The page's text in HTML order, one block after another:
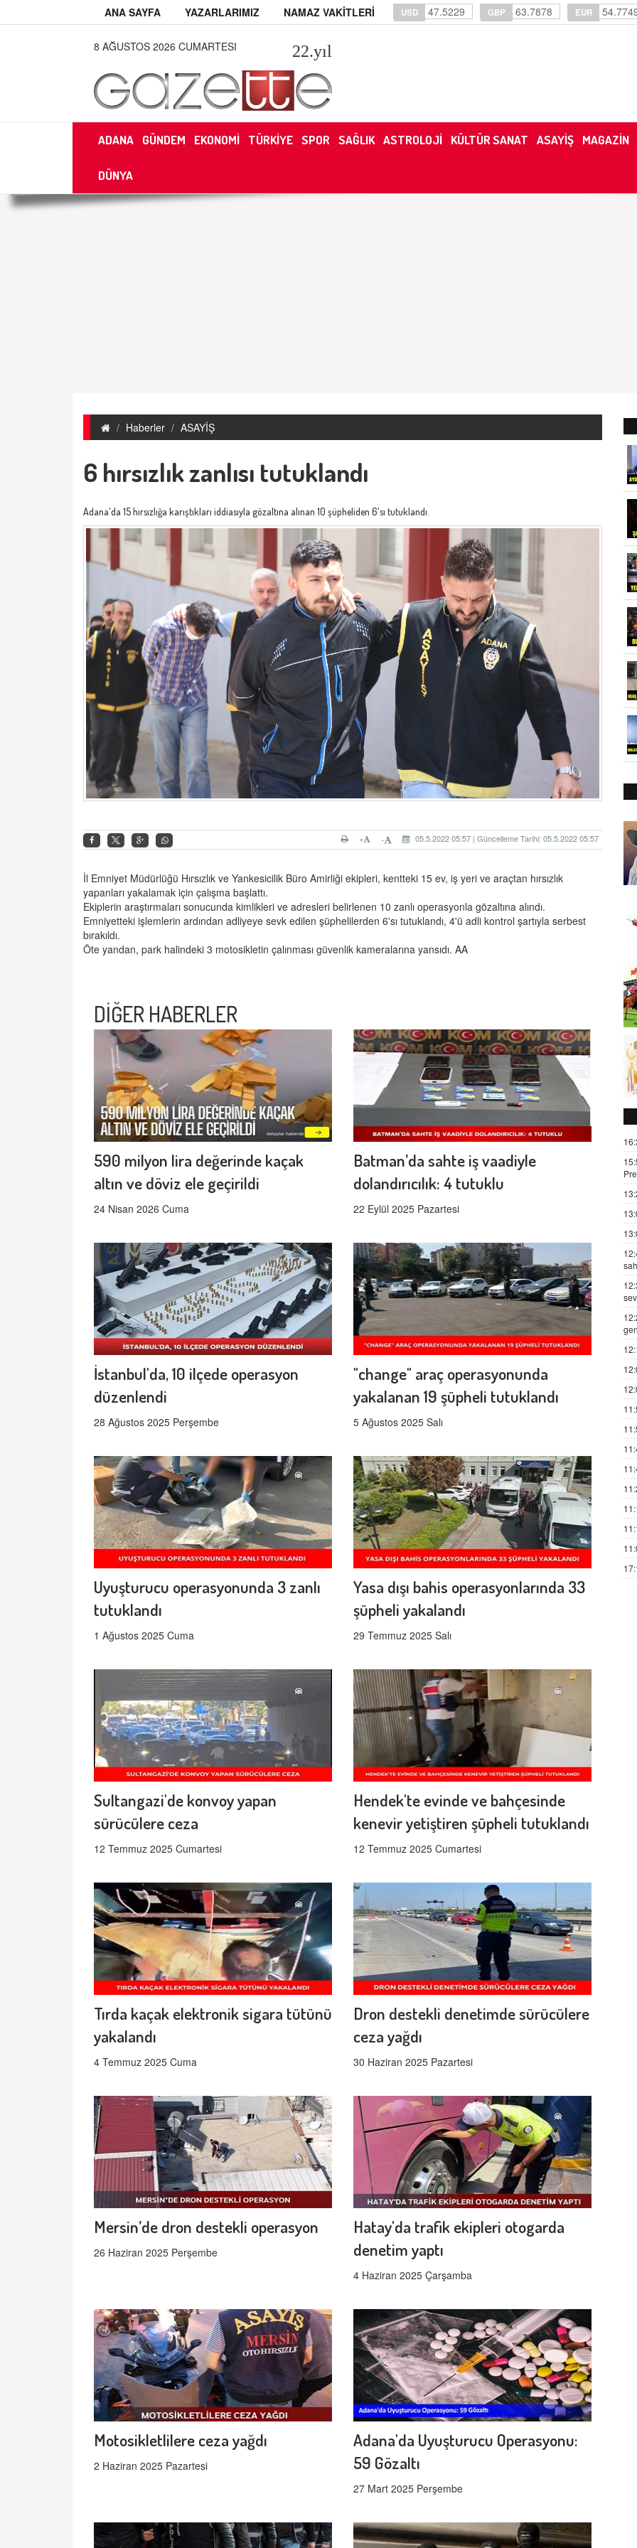
ANA SAYFA YAZARLARIMIZ NAMAZ VAKİTLERİ USD 47.5229 GBP 63.7878 EUR
8 AĞUSTOS 2026 CUMARTESI 22.yıl
ADANA GÜNDEM EKONOMİ TÜRKİYE SPOR SAĞLIK ASTROLOJİ KÜLTÜR SANAT ASAYİŞ MAGAZİN
DÜNYA
Haberler ASAYİŞ
6 hırsızlık zanlısı tutuklandı
Adana'da 15 hırsızlığa karıştıkları iddiasıyla gözaltına alınan 10 şüpheliden 6'sı tutuklandı.
05.5.2022 05:57 | Güncelleme Tarihi: 05.5.2022 05:57
-
+
İl Emniyet Müdürlüğü Hırsızlık ve Yankesicilik Büro Amirliği ekipleri, kentteki 15 ev, iş yeri ve araçtan hırsızlık
yapanları yakalamak için çalışma başlattı.
Ekiplerin araştırmaları sonucunda kimlikleri ve adresleri belirlenen 10 zanlı operasyonla gözaltına alındı.
Emniyetteki işlemlerin ardından adliyeye sevk edilen şüphelilerden 6'sı tutuklandı, 4'ü adli kontrol şartıyla serbest
bırakıldı.
Öte yandan, park halindeki 3 motosikletin çalınması güvenlik kameralarına yansıdı. AA
DİĞER HABERLER
590 milyon lira değerinde kaçak
altın ve döviz ele geçirildi
24 Nisan 2026 Cuma
Batman’da sahte iş vaadiyle
dolandırıcılık: 4 tutuklu
22 Eylül 2025 Pazartesi
İstanbul'da, 10 ilçede operasyon
düzenlendi
28 Ağustos 2025 Perşembe
"change" araç operasyonunda
yakalanan 19 şüpheli tutuklandı
5 Ağustos 2025 Salı
Uyuşturucu operasyonunda 3 zanlı
tutuklandı
1 Ağustos 2025 Cuma
Yasa dışı bahis operasyonlarında 33
şüpheli yakalandı
29 Temmuz 2025 Salı
Sultangazi'de konvoy yapan
sürücülere ceza
12 Temmuz 2025 Cumartesi
Hendek'te evinde ve bahçesinde
kenevir yetiştiren şüpheli tutuklandı
12 Temmuz 2025 Cumartesi
Tırda kaçak elektronik sigara tütünü
yakalandı
4 Temmuz 2025 Cuma
Dron destekli denetimde sürücülere
ceza yağdı
30 Haziran 2025 Pazartesi
Mersin’de dron destekli operasyon
26 Haziran 2025 Perşembe
Hatay'da trafik ekipleri otogarda
denetim yaptı
4 Haziran 2025 Çarşamba
Motosikletlilere ceza yağdı
2 Haziran 2025 Pazartesi
Adana'da Uyuşturucu Operasyonu:
59 Gözaltı
27 Mart 2025 Perşembe